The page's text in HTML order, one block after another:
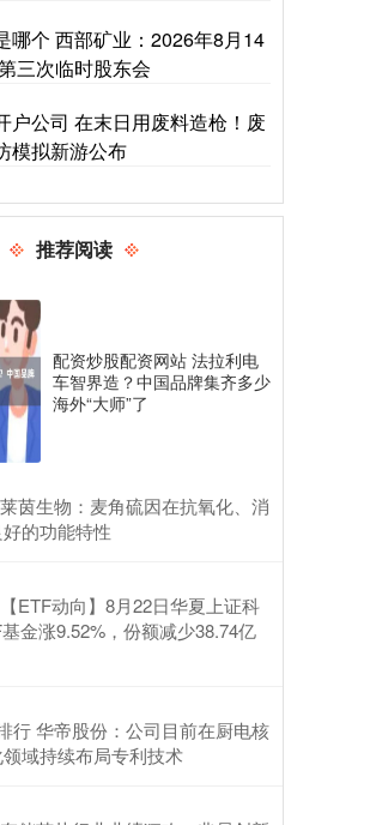
哪个 西部矿业：2026年8月14
三次临时股东会
户公司 在末日用废料造枪！废
模拟新游公布
推荐阅读
配资炒股配资网站 法拉利电
车智界造？中国品牌集齐多少
海外“大师”了
茵生物：麦角硫因在抗氧化、消
的功能特性
ETF动向】8月22日华夏上证科
金涨9.52%，份额减少38.74亿
行 华帝股份：公司目前在厨电核
域持续布局专利技术